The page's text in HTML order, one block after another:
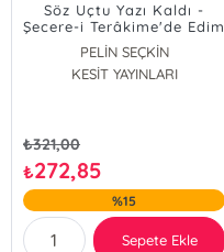
Söz Uçtu Yazı Kaldı -
Şecere-i Terâkime'de Edim
Bilimsel Bir İnceleme-
PELİN SEÇKİN
KESİT YAYINLARI
₺321,00
₺272,85
%15
Sepete Ekle